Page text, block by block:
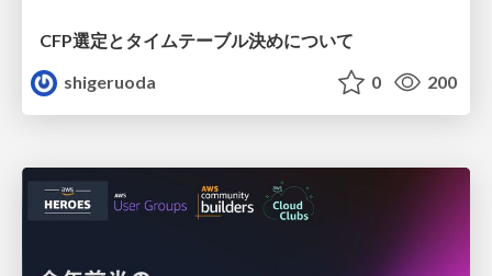
CFP選定とタイムテーブル決めについて
shigeruoda
0 200